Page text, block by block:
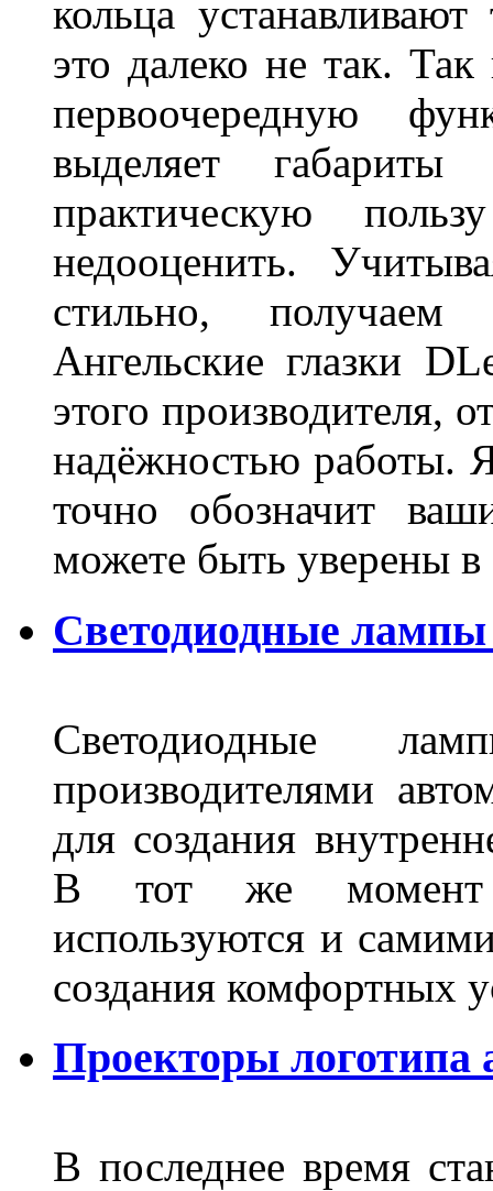
кольца
это далеко не так. Так
первоочередную
выделяет
практическую
недооценить.
стильно,
Ангельские глазки
этого производителя,
надёжностью работы.
точно обозначит
можете быть уверены
Светодиодные
Светодиодные
производителями
для создания
В тот же момент
используются и
создания комфортных
Проекторы логотипа
В последнее время